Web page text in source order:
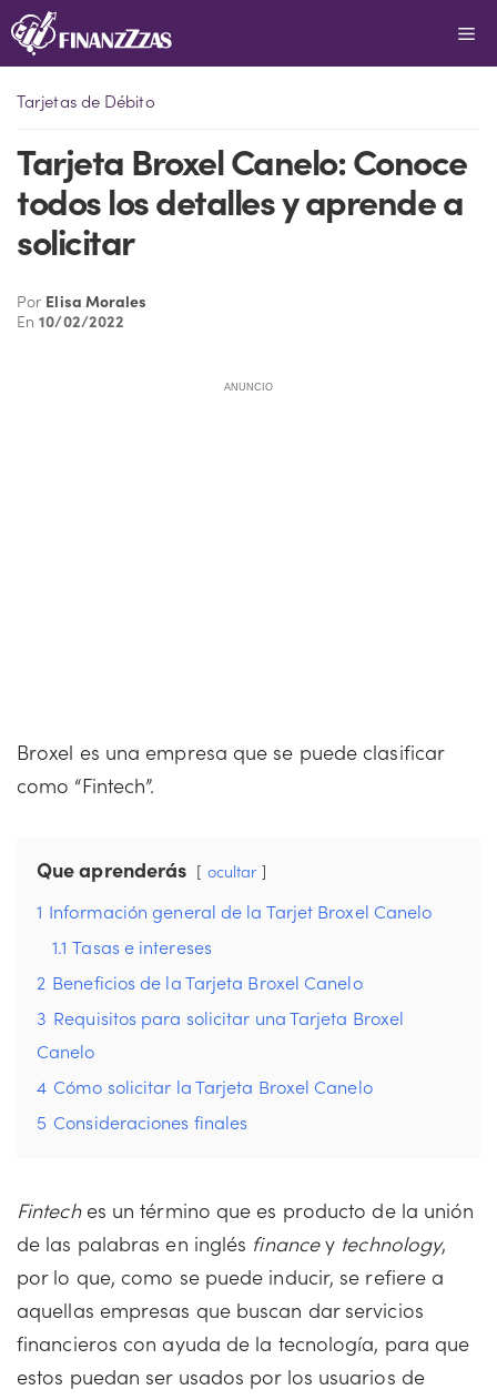
Saltar
al
Tarjetas de Débito
Tarjeta Broxel Canelo: Conoce
todos los detalles y aprende a
solicitar
Por Elisa Morales
En10/02/2022
ANUNCIO
Broxel es una empresa que se puede clasificar
como “Fintech”.
Que aprenderás ocultar
1 Información general de la Tarjet Broxel Canelo
1.1 Tasas e intereses
2 Beneficios de la Tarjeta Broxel Canelo
3 Requisitos para solicitar una Tarjeta Broxel
Canelo
4 Cómo solicitar la Tarjeta Broxel Canelo
5 Consideraciones finales
Fintech es un término que es producto de la unión
de las palabras en inglés financey technology,
por lo que, como se puede inducir, se refiere a
aquellas empresas que buscan dar servicios
financieros con ayuda de la tecnología, para que
estos puedan ser usados por los usuarios de